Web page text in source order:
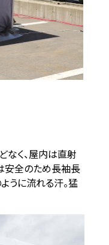
なく、屋内は直射
安全のため長袖長
うに流れる汗。猛